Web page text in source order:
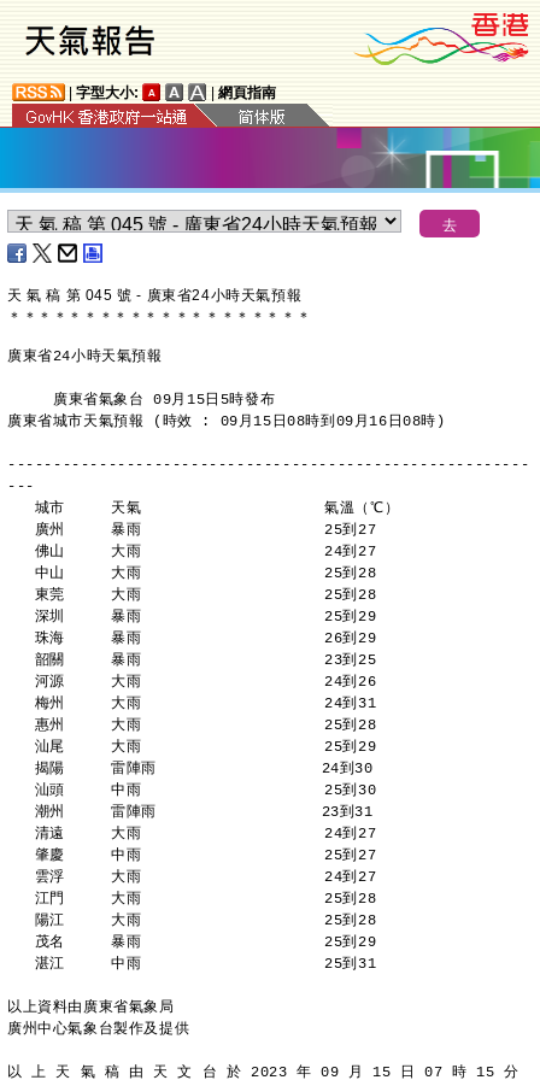
字型大小: 網頁指南
天 氣 稿 第 045 號 - 廣東省24小時天氣預報
＊ ＊ ＊ ＊ ＊ ＊ ＊ ＊ ＊ ＊ ＊ ＊ ＊ ＊ ＊ ＊ ＊ ＊ ＊ ＊
廣東省24小時天氣預報
     廣東省氣象台 09月15日5時發布
廣東省城市天氣預報 (時效 : 09月15日08時到09月16日08時)
---------------------------------------------------------
---
   城市     天氣                    氣溫（℃）
   廣州     暴雨                    25到27
   佛山     大雨                    24到27
   中山     大雨                    25到28
   東莞     大雨                    25到28
   深圳     暴雨                    25到29
   珠海     暴雨                    26到29
   韶關     暴雨                    23到25
   河源     大雨                    24到26
   梅州     大雨                    24到31
   惠州     大雨                    25到28
   汕尾     大雨                    25到29
   揭陽     雷陣雨                  24到30
   汕頭     中雨                    25到30
   潮州     雷陣雨                  23到31
   清遠     大雨                    24到27
   肇慶     中雨                    25到27
   雲浮     大雨                    24到27
   江門     大雨                    25到28
   陽江     大雨                    25到28
   茂名     暴雨                    25到29
   湛江     中雨                    25到31
以上資料由廣東省氣象局
廣州中心氣象台製作及提供
以 上 天 氣 稿 由 天 文 台 於 2023 年 09 月 15 日 07 時 15 分